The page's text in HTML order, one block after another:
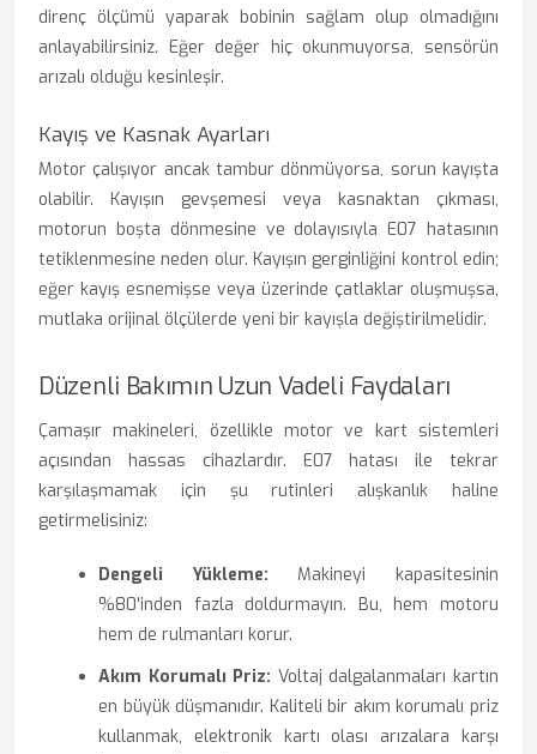
direnç ölçümü yaparak bobinin sağlam olup olmadığını
anlayabilirsiniz. Eğer değer hiç okunmuyorsa, sensörün
arızalı olduğu kesinleşir.
Kayış ve Kasnak Ayarları
Motor çalışıyor ancak tambur dönmüyorsa, sorun kayışta
olabilir. Kayışın gevşemesi veya kasnaktan çıkması,
motorun boşta dönmesine ve dolayısıyla E07 hatasının
tetiklenmesine neden olur. Kayışın gerginliğini kontrol edin;
eğer kayış esnemişse veya üzerinde çatlaklar oluşmuşsa,
mutlaka orijinal ölçülerde yeni bir kayışla değiştirilmelidir.
Düzenli Bakımın Uzun Vadeli Faydaları
Çamaşır makineleri, özellikle motor ve kart sistemleri
açısından hassas cihazlardır. E07 hatası ile tekrar
karşılaşmamak için şu rutinleri alışkanlık haline
getirmelisiniz:
Dengeli Yükleme: Makineyi kapasitesinin
%80'inden fazla doldurmayın. Bu, hem motoru
hem de rulmanları korur.
Akım Korumalı Priz: Voltaj dalgalanmaları kartın
en büyük düşmanıdır. Kaliteli bir akım korumalı priz
kullanmak, elektronik kartı olası arızalara karşı